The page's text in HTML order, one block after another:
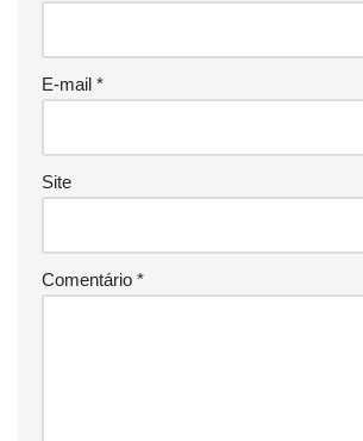
E-mail *
Site
Comentário *